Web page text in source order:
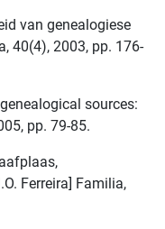
van genealogiese
40(4), 2003, pp. 176-
sources:
pp. 79-85.
Ferreira] Familia,